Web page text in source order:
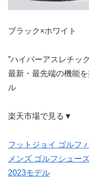
ブラック×ホワイト
”ハイパーアスレチッ
最新・最先端の機能
ル
楽天市場で見る▼
フットジョイ ゴルフ
メンズ ゴルフシュー
2023モデル